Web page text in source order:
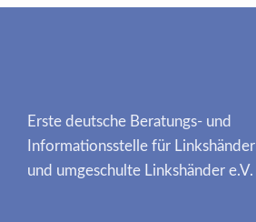
Erste deutsche Beratungs- und
Informationsstelle für Linkshänder
und umgeschulte Linkshänder e.V.